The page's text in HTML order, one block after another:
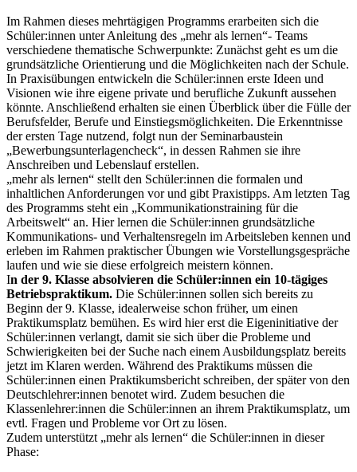
Im Rahmen dieses mehrtägigen Programms erarbeiten sich die
Schüler:innen unter Anleitung des „mehr als lernen“- Teams
verschiedene thematische Schwerpunkte: Zunächst geht es um die
grundsätzliche Orientierung und die Möglichkeiten nach der Schule.
In Praxisübungen entwickeln die Schüler:innen erste Ideen und
Visionen wie ihre eigene private und berufliche Zukunft aussehen
könnte. Anschließend erhalten sie einen Überblick über die Fülle der
Berufsfelder, Berufe und Einstiegsmöglichkeiten. Die Erkenntnisse
der ersten Tage nutzend, folgt nun der Seminarbaustein
„Bewerbungsunterlagencheck“, in dessen Rahmen sie ihre
Anschreiben und Lebenslauf erstellen.
„mehr als lernen“ stellt den Schüler:innen die formalen und
inhaltlichen Anforderungen vor und gibt Praxistipps. Am letzten Tag
des Programms steht ein „Kommunikationstraining für die
Arbeitswelt“ an. Hier lernen die Schüler:innen grundsätzliche
Kommunikations- und Verhaltensregeln im Arbeitsleben kennen und
erleben im Rahmen praktischer Übungen wie Vorstellungsgespräche
laufen und wie sie diese erfolgreich meistern können.
In der 9. Klasse absolvieren die Schüler:innen ein 10-tägiges
Betriebspraktikum. Die Schüler:innen sollen sich bereits zu
Beginn der 9. Klasse, idealerweise schon früher, um einen
Praktikumsplatz bemühen. Es wird hier erst die Eigeninitiative der
Schüler:innen verlangt, damit sie sich über die Probleme und
Schwierigkeiten bei der Suche nach einem Ausbildungsplatz bereits
jetzt im Klaren werden. Während des Praktikums müssen die
Schüler:innen einen Praktikumsbericht schreiben, der später von den
Deutschlehrer:innen benotet wird. Zudem besuchen die
Klassenlehrer:innen die Schüler:innen an ihrem Praktikumsplatz, um
evtl. Fragen und Probleme vor Ort zu lösen.
Zudem unterstützt „mehr als lernen“ die Schüler:innen in dieser
Phase: